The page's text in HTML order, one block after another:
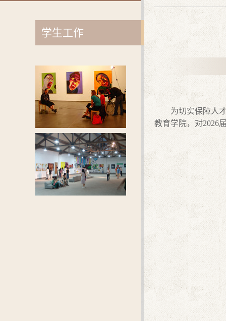
学生工作
为切实保障人
教育学院，对2026